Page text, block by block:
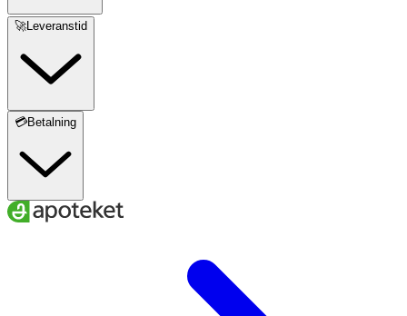
🚀Leveranstid
💳Betalning